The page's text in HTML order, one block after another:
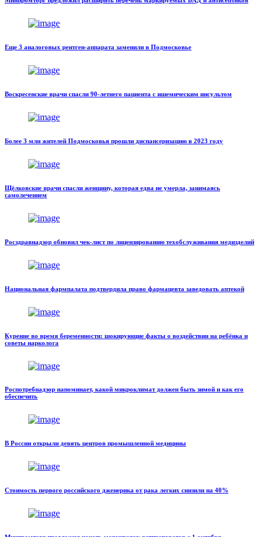
Еще 3 аналоговых рентген-аппарата заменили в Подмосковье
Воскресенские врачи спасли 90-летнего пациента с ишемическим инсультом
Более 3 млн жителей Подмосковья прошли диспансеризацию в 2023 году
Щёлковские врачи спасли женщину, которая едва не умерла, занимаясь
самолечением
Росздравнадзор обновил чек-лист по лицензированию техобслуживания медизделий
Национальная фармпалата подтвердила право фармацевта заведовать аптекой
Курение во время беременности: шокирующие факты о воздействии на ребёнка и
советы нарколога
Роспотребнадзор напоминает, какой микроклимат должен быть зимой и как его
обеспечить
В России открыли девять центров промышленной медицины
Стоимость первого российского дженерика от рака легких снизили на 40%